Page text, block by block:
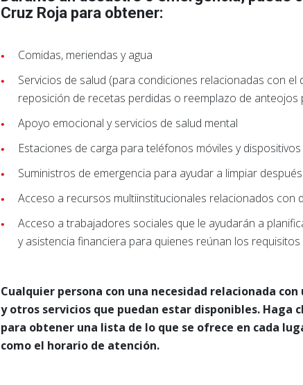
Cruz Roja para obtener:
Comidas, meriendas y agua
Servicios de salud (para condiciones relacionadas con
reposición de recetas perdidas o reemplazo de anteojos
Apoyo emocional y servicios de salud mental
Estaciones de carga para teléfonos móviles y
Suministros de emergencia para ayudar a limpiar
Acceso a recursos multiinstitucionales relacionados con
Acceso a trabajadores sociales que le ayudarán a
y asistencia financiera para quienes reúnan los requisitos
Cualquier persona con una necesidad relacionada
y otros servicios que puedan estar disponibles. Haga
para obtener una lista de lo que se ofrece en cada
como el horario de atención.